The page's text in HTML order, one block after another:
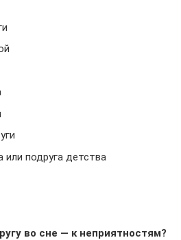
или подруга детства
во сне — к неприятностям?